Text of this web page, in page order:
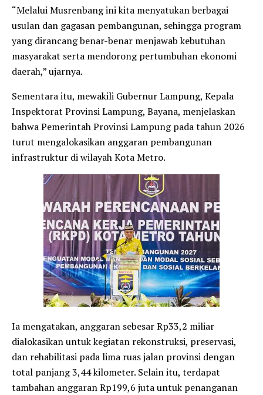
“Melalui Musrenbang ini kita menyatukan berbagai
usulan dan gagasan pembangunan, sehingga program
yang dirancang benar-benar menjawab kebutuhan
masyarakat serta mendorong pertumbuhan ekonomi
daerah,” ujarnya.
Sementara itu, mewakili Gubernur Lampung, Kepala
Inspektorat Provinsi Lampung, Bayana, menjelaskan
bahwa Pemerintah Provinsi Lampung pada tahun 2026
turut mengalokasikan anggaran pembangunan
infrastruktur di wilayah Kota Metro.
Ia mengatakan, anggaran sebesar Rp33,2 miliar
dialokasikan untuk kegiatan rekonstruksi, preservasi,
dan rehabilitasi pada lima ruas jalan provinsi dengan
total panjang 3,44 kilometer. Selain itu, terdapat
tambahan anggaran Rp199,6 juta untuk penanganan